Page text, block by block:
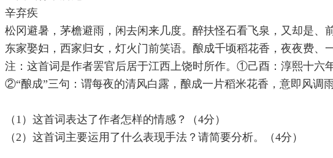
辛弃疾
松冈避暑，茅檐避雨，闲去闲来几度。醉扶怪石看飞泉，又却是、
东家娶妇，西家归女，灯火门前笑语。酿成千顷稻花香，夜夜费、
注：这首词是作者罢官后居于江西上饶时所作。①己酉：淳熙十六
②“酿成”三句：谓每夜的清风白露，酿成一片稻米花香，意即风调
（1）这首词表达了作者怎样的情感？（4分）
（2）这首词主要运用了什么表现手法？请简要分析。（4分）